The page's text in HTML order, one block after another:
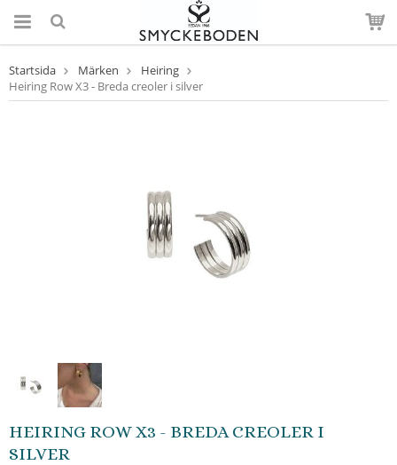
Startsida Märken
Heiring
Heiring Row X3 - Breda creoler i silver
HEIRING ROW X3 - BREDA CREOLER I
SILVER